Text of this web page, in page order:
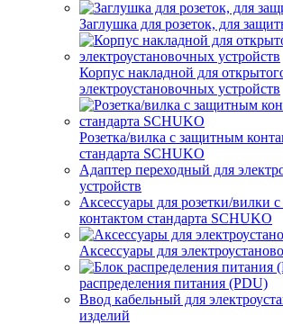
Заглушка для розеток, для
Корпус накладной для
электроустановочных устройств
Розетка/вилка с защитным
стандарта SCHUKO
Адаптер переходный для
устройств
Аксессуары для розетки/вилки
контактом стандарта SCHUKO
Аксессуары для
распределения питания (PDU)
Ввод кабельный для
изделий